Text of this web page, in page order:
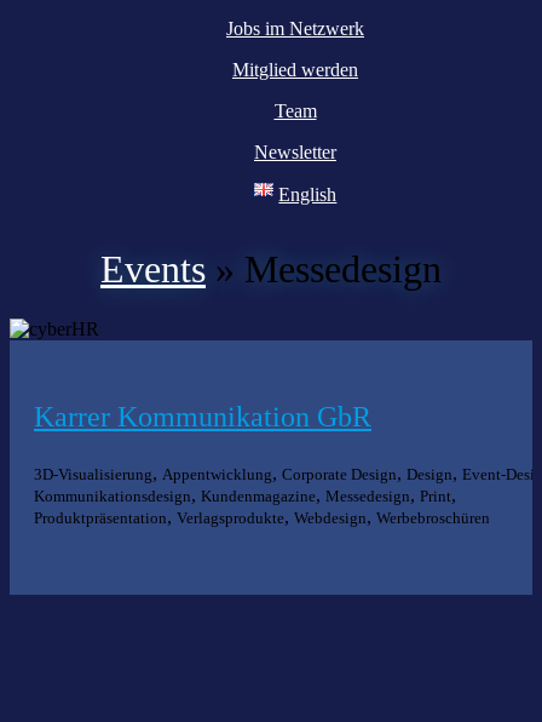
Jobs im Netzwerk
Mitglied werden
Team
Newsletter
English
Events » Messedesign
Karrer Kommunikation GbR
3D-Visualisierung, Appentwicklung, Corporate Design, Design, Event-
Kommunikationsdesign, Kundenmagazine, Messedesign, Print,
Produktpräsentation, Verlagsprodukte, Webdesign, Werbebroschüren